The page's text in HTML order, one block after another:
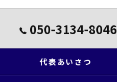
050-3134-8046
代表あいさつ